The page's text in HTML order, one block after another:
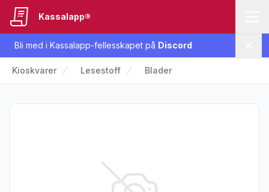
Bli med i Kassalapp-fellesskapet på Discord
Kassalapp®
Kioskvarer Lesestoff Blader